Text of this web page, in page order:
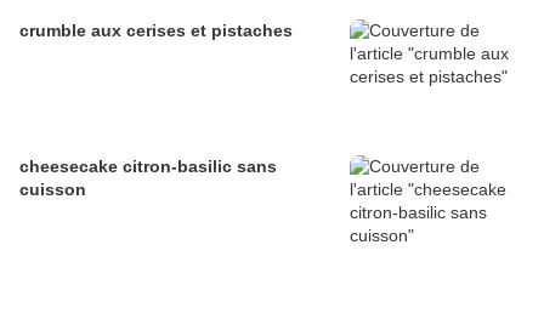
crumble aux cerises et pistaches
cheesecake citron-basilic sans
cuisson